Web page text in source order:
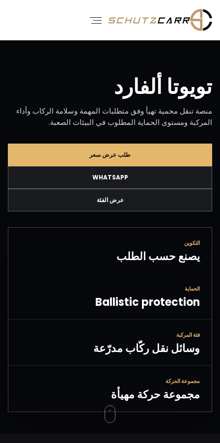
تويوتا ألفارد
منصة تنقل محمية تهيأ وفق متطلبات المهمة وسلامة الركاب وأداء
المركبة ومستوى الحماية المطلوب في البيئات الصعبة.
طلب عرض سعر
WHATSAPP
عرض الفئة
التكوين
يصنع حسب الطلب
الحماية
Ballistic protection
فئة المركبة
وسائل نقل ركّاب مدرّعة
مجموعة الحركة
مجموعة حركة مهيأة